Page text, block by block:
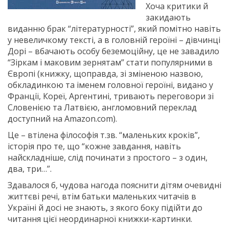
Хоча критики й
закидають
виданню брак “літературності”, який помітно навіть
у невеличкому тексті, а в головній героїні – дівчинці
Дорі – вбачають особу беземоційну, це не завадило
“Зіркам і маковим зернятам” стати популярними в
Європі (книжку, щоправда, зі зміненою назвою,
обкладинкою та іменем головної героїні, видано у
Франції, Кореї, Аргентині, тривають переговори зі
Словенією та Латвією, англомовний переклад
доступний на Amazon.com).
Це – втілена філософія т.зв. “маленьких кроків”,
історія про те, що “кожне завдання, навіть
найскладніше, слід починати з простого – з один,
два, три…”.
Здавалося б, чудова нагода пояснити дітям очевидні
життєві речі, втім батьки маленьких читачів в
Україні й досі не знають, з якого боку підійти до
читання цієї неординарної книжки-картинки.